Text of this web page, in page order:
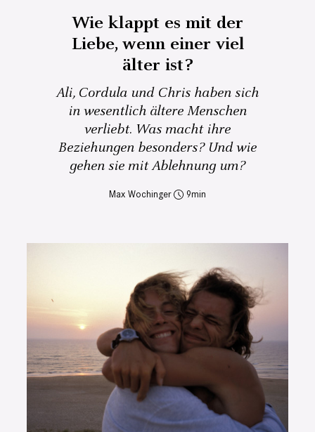
Wie klappt es mit der
Liebe, wenn einer viel
älter ist?
Ali, Cordula und Chris haben sich
in wesentlich ältere Menschen
verliebt. Was macht ihre
Beziehungen besonders? Und wie
gehen sie mit Ablehnung um?
Max Wochinger 9